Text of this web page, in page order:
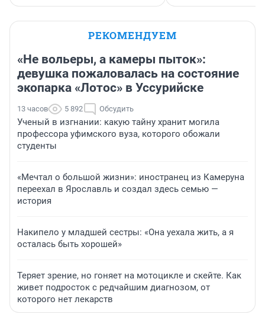
РЕКОМЕНДУЕМ
«Не вольеры, а камеры пыток»:
девушка пожаловалась на состояние
экопарка «Лотос» в Уссурийске
13 часов 5 892 Обсудить
Ученый в изгнании: какую тайну хранит могила
профессора уфимского вуза, которого обожали
студенты
«Мечтал о большой жизни»: иностранец из Камеруна
переехал в Ярославль и создал здесь семью —
история
Накипело у младшей сестры: «Она уехала жить, а я
осталась быть хорошей»
Теряет зрение, но гоняет на мотоцикле и скейте. Как
живет подросток с редчайшим диагнозом, от
которого нет лекарств